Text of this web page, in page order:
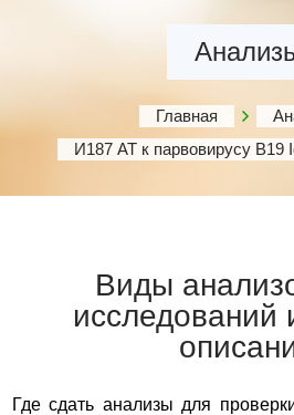
Главная
И187 АТ к парвовирусу В19
Виды
исследований
Где сдать анализы для